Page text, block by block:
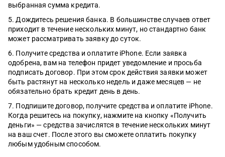
выбранная сумма кредита.
Дождитесь решения банка. В большинстве случаев ответ
приходит в течение нескольких минут, но стандартно банк
может рассматривать заявку до суток.
Получите средства и оплатите iPhone. Если заявка
одобрена, вам на телефон придет уведомление и просьба
подписать договор. При этом срок действия заявки может
быть растянут на несколько недель и даже месяцев — не
обязательно брать кредит день в день.
Подпишите договор, получите средства и оплатите iPhone.
Когда решитесь на покупку, нажмите на кнопку «Получить
деньги» — средства зачислятся в течение нескольких минут
на ваш счет. После этого вы сможете оплатить покупку
любым удобным способом.